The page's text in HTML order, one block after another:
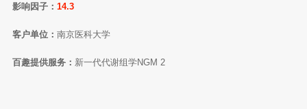
影响因子： 14.3
客户单位： 南京医科大学
百趣提供服务： 新一代代谢组学NGM 2